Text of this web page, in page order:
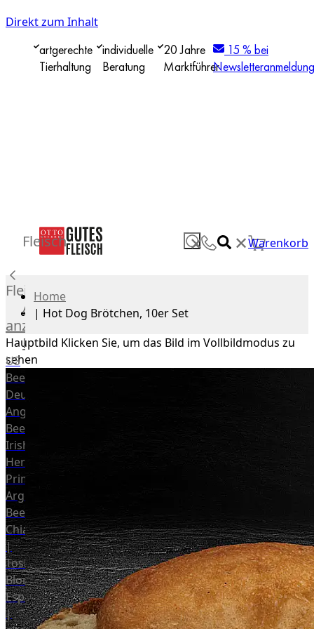
Direkt zum Inhalt
artgerechte
Tierhaltung
individuelle
Beratung
20 Jahre
Marktführer
15 % bei
Newsletteranmeldung
✕ ✕Warenkorb
Fleisch
Fleisch
Alle
anzeigen
Rind
US
Beef
Deutsches
Angus
Beef
Irish
Hereford
Prime
Argentina
Beef
Chianina
|
Toskana
Blonda
Espanola
|
Home
| Hot Dog Brötchen, 10er Set
Hauptbild Klicken Sie, um das Bild im Vollbildmodus zu
sehen